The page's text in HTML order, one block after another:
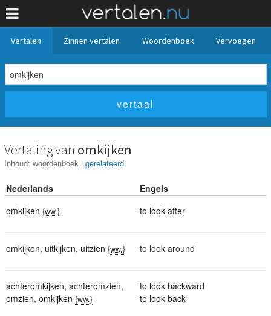
Vertalen Zinnen vertalen Woordenboek Vervoegen
Vertaling van omkijken
Inhoud: woordenboek | gerelateerd
Nederlands
Engels
omkijken {ww.} to look after
omkijken, uitkijken, uitzien {ww.} to look around
achteromkijken, achteromzien,
omzien, omkijken {ww.}
to look backward
to look back